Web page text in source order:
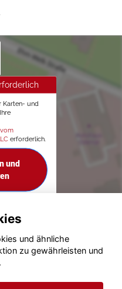
Karten- und
erforderlich.
und
2020 - 2026
und ähnliche
zu gewährleisten und